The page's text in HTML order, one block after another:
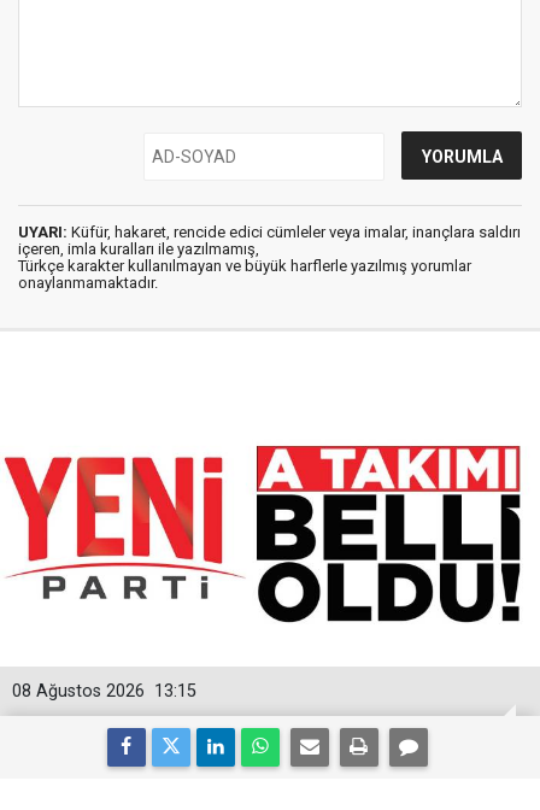
UYARI: Küfür, hakaret, rencide edici cümleler veya imalar, inançlara saldırı
içeren, imla kuralları ile yazılmamış,
Türkçe karakter kullanılmayan ve büyük harflerle yazılmış yorumlar
onaylanmamaktadır.
13:15
08 Ağustos 2026